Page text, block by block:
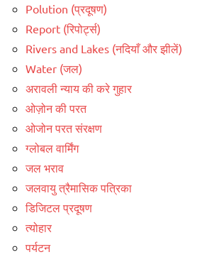
Polution (प्रदूषण)
Report (रिपोर्ट्स)
Rivers and Lakes (नदियाँ और झीलें)
Water (जल)
अरावली न्याय की करे गुहार
ओज़ोन की परत
ओजोन परत संरक्षण
ग्लोबल वार्मिंग
जल भराव
जलवायु त्रैमासिक पत्रिका
डिजिटल प्रदूषण
त्योहार
पर्यटन